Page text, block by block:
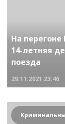
На
14-летняя
поезда
29.11.2021 23:46